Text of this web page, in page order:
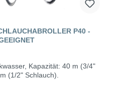
P40 -
Kapazität: 40 m (3/4"
(1/2" Schlauch).